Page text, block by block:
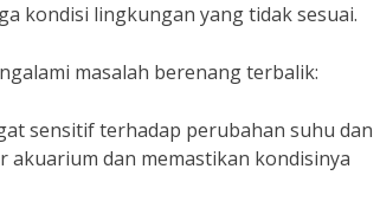
kondisi lingkungan yang tidak sesuai.
masalah berenang terbalik:
sensitif terhadap perubahan suhu dan
dan memastikan kondisinya